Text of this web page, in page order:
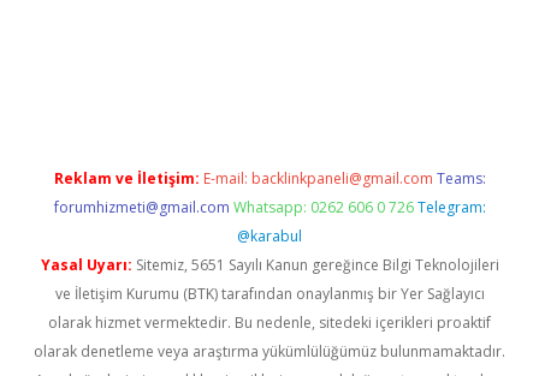
Reklam ve İletişim: E-mail: backlinkpaneli@gmail.com Teams:
forumhizmeti@gmail.com Whatsapp: 0262 606 0 726 Telegram:
@karabul
Yasal Uyarı: Sitemiz, 5651 Sayılı Kanun gereğince Bilgi Teknolojileri
ve İletişim Kurumu (BTK) tarafından onaylanmış bir Yer Sağlayıcı
olarak hizmet vermektedir. Bu nedenle, sitedeki içerikleri proaktif
olarak denetleme veya araştırma yükümlülüğümüz bulunmamaktadır.